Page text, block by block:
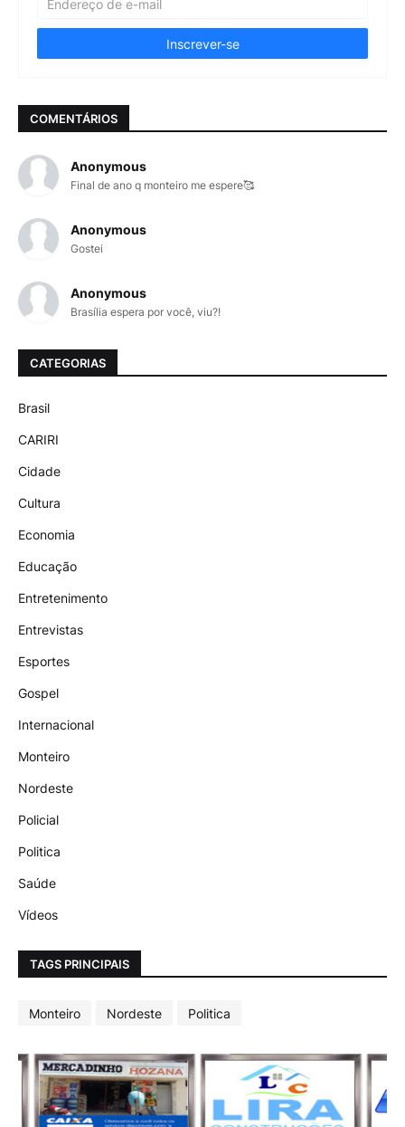
COMENTÁRIOS
Anonymous
Final de ano q monteiro me espere🥰
Anonymous
Gostei
Anonymous
Brasília espera por você, viu?!
CATEGORIAS
Brasil
CARIRI
Cidade
Cultura
Economia
Educação
Entretenimento
Entrevistas
Esportes
Gospel
Internacional
Monteiro
Nordeste
Policial
Politica
Saúde
Vídeos
TAGS PRINCIPAIS
Monteiro Nordeste Politica